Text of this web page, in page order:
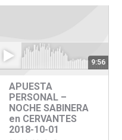
9:56
APUESTA
PERSONAL –
NOCHE SABINERA
en CERVANTES
2018-10-01